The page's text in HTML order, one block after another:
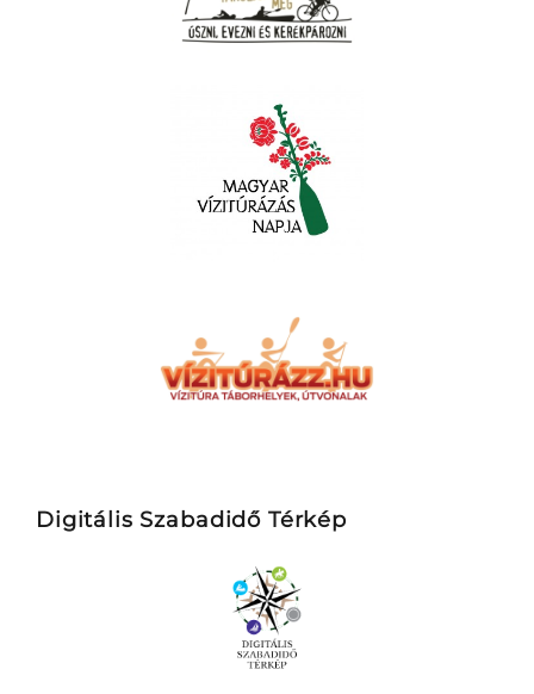
Digitális Szabadidő Térkép